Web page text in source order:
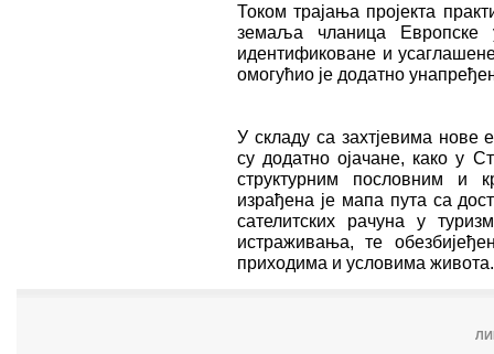
Током трајања пројекта
земаља чланица Европске
идентификоване и
омогућио је додатно
У складу са захтјевима нове
су додатно ојачане, како у
структурним пословним и
израђена је мапа пута са
сателитских рачуна у
истраживања, те
приходима и условима живота.